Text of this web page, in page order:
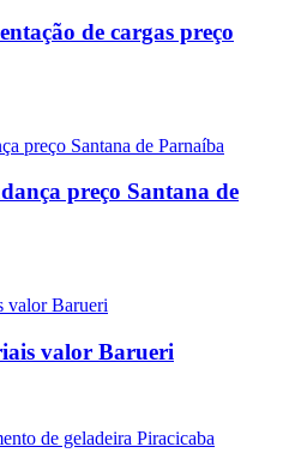
de cargas preço
preço Santana de
valor Barueri